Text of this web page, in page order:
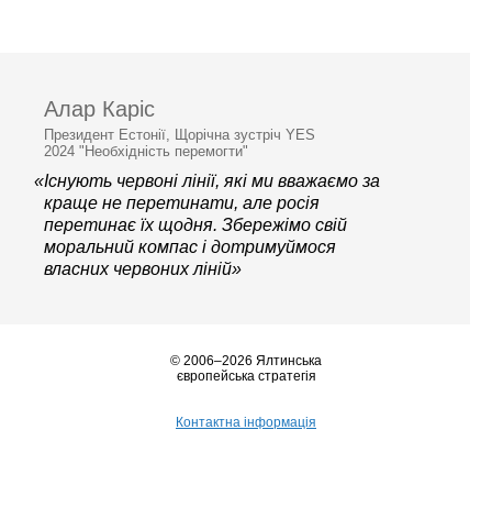
Алар Каріс
Президент Естонії, Щорічна зустріч YES
2024 "Необхідність перемогти"
«Існують червоні лінії, які ми вважаємо за
краще не перетинати, але росія
перетинає їх щодня. Збережімо свій
моральний компас і дотримуймося
власних червоних ліній»
© 2006–2026 Ялтинська
європейська стратегія
Контактна інформація